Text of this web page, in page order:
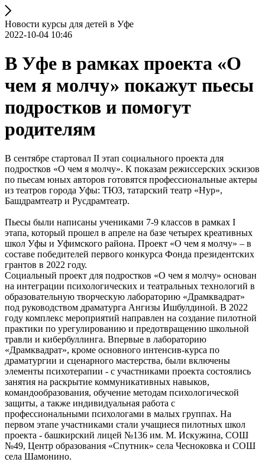
Новости курсы для детей в Уфе
2022-10-04 10:46
В Уфе в рамках проекта «О
чем я молчу» покажут пьесы
подростков и помогут
родителям
В сентябре стартовал II этап социального проекта для
подростков «О чем я молчу». К показам режиссерских эскизов
по пьесам юных авторов готовятся профессиональные актеры
из театров города Уфы: ТЮЗ, татарский театр «Нур»,
Башдрамтеатр и Русдрамтеатр.
Пьесы были написаны учениками 7-9 классов в рамках I
этапа, который прошел в апреле на базе четырех креативных
школ Уфы и Уфимского района. Проект «О чем я молчу» – в
составе победителей первого конкурса Фонда президентских
грантов в 2022 году.
Социальный проект для подростков «О чем я молчу» основан
на интеграции психологических и театральных технологий в
образовательную творческую лабораторию «Драмквадрат»
под руководством драматурга Ангизы Ишбулдиной. В 2022
году комплекс мероприятий направлен на создание пилотной
практики по урегулированию и предотвращению школьной
травли и кибербуллинга. Впервые в лабораторию
«Драмквадрат», кроме основного интенсив-курса по
драматургии и сценарного мастерства, были включены
элементы психотерапии - с участниками проекта состоялись
занятия на раскрытие коммуникативных навыков,
командообразования, обучение методам психологической
защиты, а также индивидуальная работа с
профессиональными психологами в малых группах. На
первом этапе участниками стали учащиеся пилотных школ
проекта - башкирский лицей №136 им. М. Искужина, СОШ
№49, Центр образования «Спутник» села Чесноковка и СОШ
села Шамонино.